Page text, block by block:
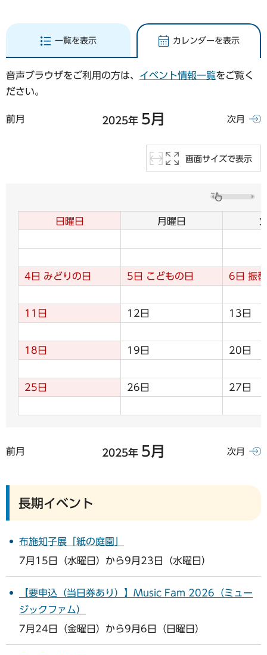
一覧を表示 カレンダーを表示
音声ブラウザをご利用の方は、 イベント情報一覧をご覧く
ださい。
前月 2025年 5月 次月
画面サイズで表示
日曜日 月曜日
4日 みどりの日 5日 こどもの日 6日 振替
11日 12日 13日
18日 19日 20日
25日 26日 27日
前月 2025年 5月 次月
長期イベント
布施知子展「紙の庭園」
7月15日（水曜日）から9月23日（水曜日）
【要申込（当日券あり）】Music Fam 2026（ミュー
ジックファム）
7月24日（金曜日）から9月6日（日曜日）